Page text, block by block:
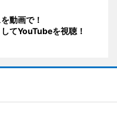
動画で！
てYouTubeを視聴！